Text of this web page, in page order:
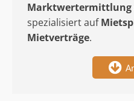
Marktwertermittlung
spezialisiert auf
Mietverträge.